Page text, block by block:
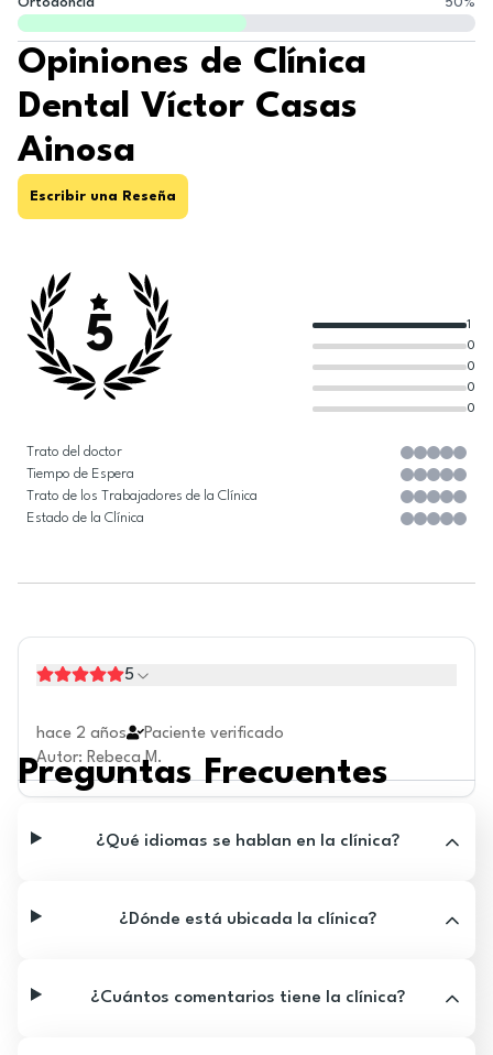
Opiniones de Clínica
Dental Víctor Casas
Ainosa
Escribir una Reseña
5
0
0
0
0
1
Trato del doctor
Tiempo de Espera
Trato de los Trabajadores de la Clínica
Estado de la Clínica
5
hace 2 años
Paciente verificado
Autor: Rebeca M.
Preguntas Frecuentes
¿Qué idiomas se hablan en la clínica?
¿Dónde está ubicada la clínica?
¿Cuántos comentarios tiene la clínica?